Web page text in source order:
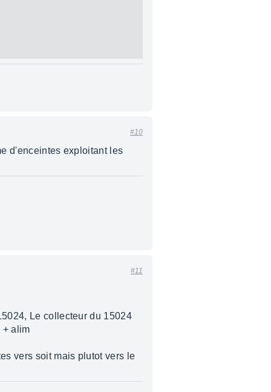
#10
d'enceintes exploitant les
#11
Le collecteur du 15024
+ alim
vers soit mais plutot vers le